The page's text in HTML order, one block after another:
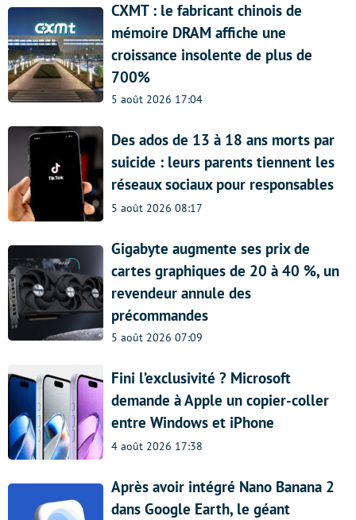
CXMT : le fabricant chinois de
mémoire DRAM affiche une
croissance insolente de plus de
700%
5 août 2026 17:04
Des ados de 13 à 18 ans morts par
suicide : leurs parents tiennent les
réseaux sociaux pour responsables
5 août 2026 08:17
Gigabyte augmente ses prix de
cartes graphiques de 20 à 40 %, un
revendeur annule des
précommandes
5 août 2026 07:09
Fini l’exclusivité ? Microsoft
demande à Apple un copier-coller
entre Windows et iPhone
4 août 2026 17:38
Après avoir intégré Nano Banana 2
dans Google Earth, le géant